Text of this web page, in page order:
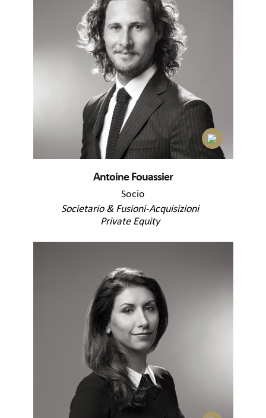
Antoine Fouassier
Socio
Societario & Fusioni-Acquisizioni
Private Equity